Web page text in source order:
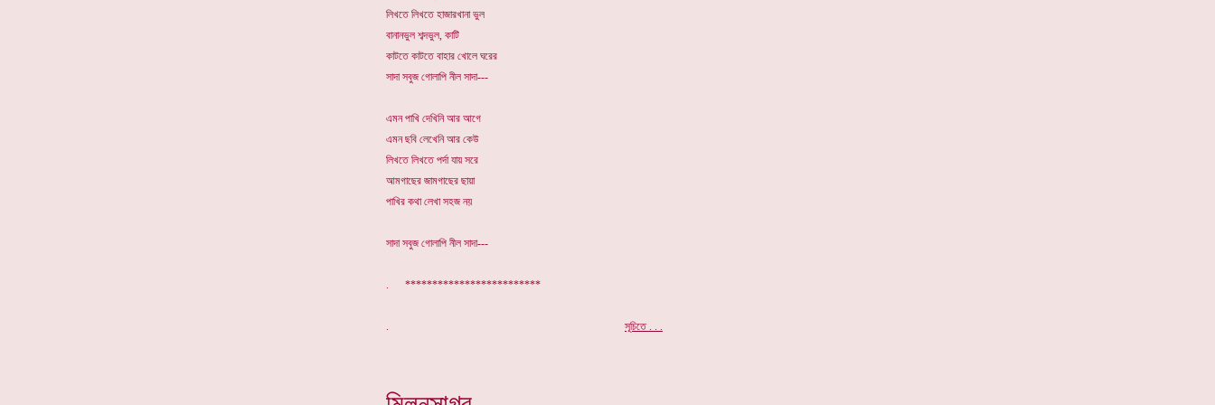
লিখতে লিখতে হাজারখানা ভুল
বানানভুল শব্দভুল, কাটি
কাটতে কাটতে বাহার খোলে ঘরের
সাদা সবুজ গোলাপি নীল সাদা---
এমন পাখি দেখিনি আর আগে
এমন ছবি লেখেনি আর কেউ
লিখতে লিখতে পর্দা যায় সরে
আমগাছের জামগাছের ছায়া
পাখির কথা লেখা সহজ নয়
সাদা সবুজ গোলাপি নীল সাদা---
. *************************
. সূচিতে . . .